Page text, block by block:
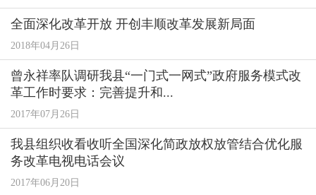
全面深化改革开放 开创丰顺改革发展新局面
2018年04月26日
曾永祥率队调研我县“一门式一网式”政府服务模式改
革工作时要求：完善提升和...
2017年07月26日
我县组织收看收听全国深化简政放权放管结合优化服
务改革电视电话会议
2017年06月20日